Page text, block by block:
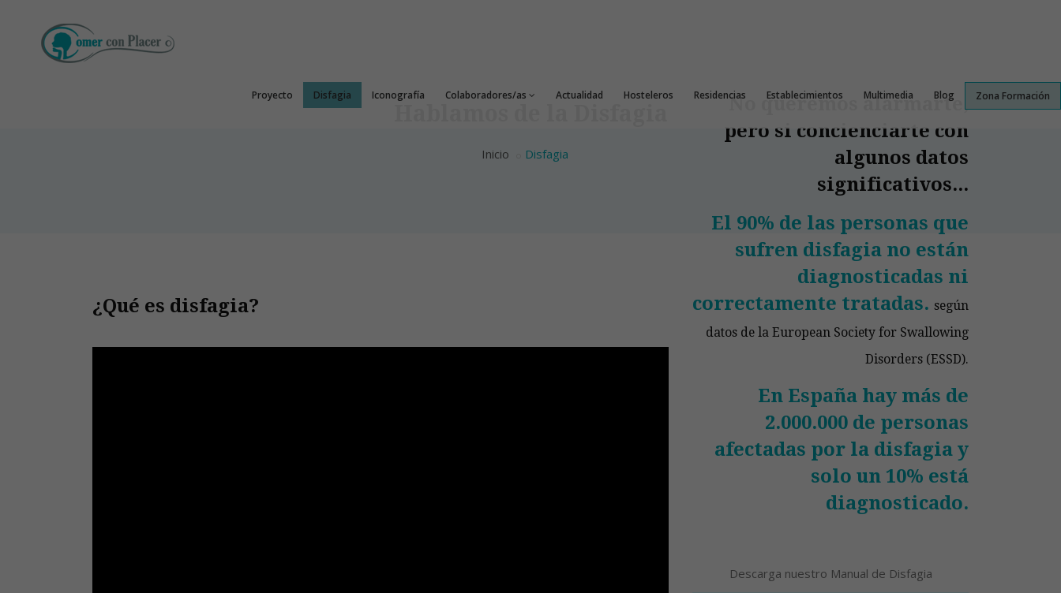
Proyecto Disfagia Iconografía Colaboradores/as Actualidad Hosteleros Residencias Establecimientos Multimedia Blog Zona Formación
Inicio Disfagia
¿Qué es disfagia?
No queremos alarmarte,
pero si concienciarte con
algunos datos
significativos...
El 90% de las personas que
sufren disfagia no están
diagnosticadas ni
correctamente tratadas. según
datos de la European Society for Swallowing
Disorders (ESSD).
En España hay más de
2.000.000 de personas
afectadas por la disfagia y
solo un 10% está
diagnosticado.
Descarga nuestro Manual de Disfagia